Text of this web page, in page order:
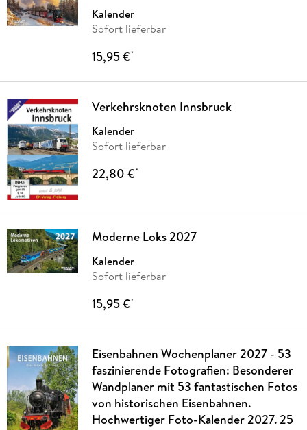
Kalender
Sofort lieferbar
15,95 €*
Verkehrsknoten Innsbruck
Kalender
Sofort lieferbar
22,80 €*
Moderne Loks 2027
Kalender
Sofort lieferbar
15,95 €*
Eisenbahnen Wochenplaner 2027 - 53
faszinierende Fotografien: Besonderer
Wandplaner mit 53 fantastischen Fotos
von historischen Eisenbahnen.
Hochwertiger Foto-Kalender 2027. 25